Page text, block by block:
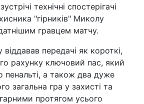
технічні спостерігачі
"гірників" Миколу
гравцем матчу.
передачі як короткі,
рахунку ключовий пас, який
пенальті, а також два дуже
загальна гра у захисті та
гарними протягом усього